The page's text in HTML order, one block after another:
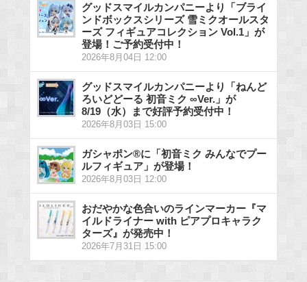
グッドスマイルカンパニーより「ブライ
ンドボックスシリーズ 雪ミクオールスタ
ーズ フィギュアコレクション Vol.1」が
登場！ご予約受付中！
2026年8月04日 12:00
グッドスマイルカンパニーより「ねんど
ろいどどーる 初音ミク ∞Ver.」が
8/19（水）まで好評予約受付中！
2026年8月03日 15:00
ガシャポン®に「初音ミク みんなでプー
ルフィギュア」が登場！
2026年8月03日 12:00
おだやかな色合いのラインマーカー『マ
イルドライナー with ピアプロキャラク
ターズ』が発売中！
2026年7月31日 15:00